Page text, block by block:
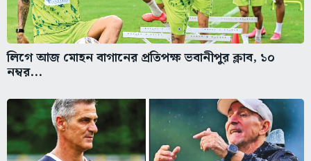
লিগে আজ মোহন বাগানের প্রতিপক্ষ ভবানীপুর ক্লাব, ১০
নম্বর...